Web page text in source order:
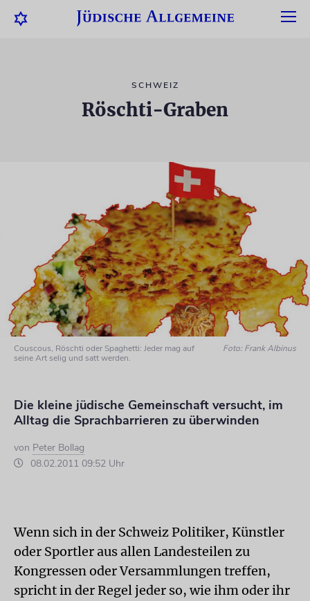
SCHWEIZ
Röschti-Graben
Couscous, Röschti oder Spaghetti: Jeder mag auf
seine Art selig und satt werden.
Foto: Frank Albinus
Die kleine jüdische Gemeinschaft versucht, im
Alltag die Sprachbarrieren zu überwinden
von Peter Bollag
08.02.2011 09:52 Uhr
Wenn sich in der Schweiz Politiker, Künstler
oder Sportler aus allen Landesteilen zu
Kongressen oder Versammlungen treffen,
spricht in der Regel jeder so, wie ihm oder ihr